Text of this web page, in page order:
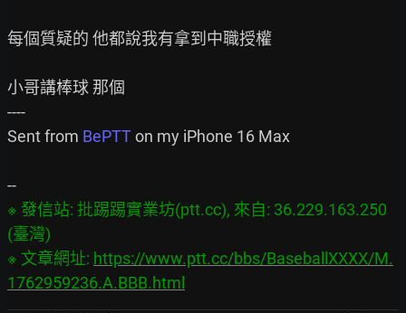
每個質疑的 他都說我有拿到中職授權
小哥講棒球 那個
----
Sent from BePTT on my iPhone 16 Max
※ 發信站: 批踢踢實業坊(ptt.cc), 來自: 36.229.163.250
(臺灣)
※ 文章網址: https://www.ptt.cc/bbs/BaseballXXXX/M.
1762959236.A.BBB.html